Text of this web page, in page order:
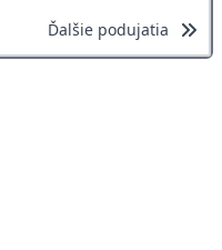
Ďalšie podujatia